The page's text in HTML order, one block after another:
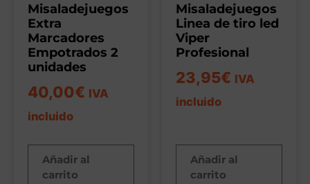
Misaladejuegos
Extra
Marcadores
Empotrados 2
unidades
40,00€ IVA
incluido
Añadir al
carrito
Misaladejuegos
Linea de tiro led
Viper
Profesional
23,95€ IVA
incluido
Añadir al
carrito